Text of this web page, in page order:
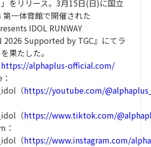
をリリース。3月15日(日)に国立
一体育館で開催された
IDOL RUNWAY
2026 Supported by TGC』にてラ
果たした。
https://alphaplus-official.com/
（https://youtube.com/
（https://www.tiktok.com/
：
（https://www.instagram.com/